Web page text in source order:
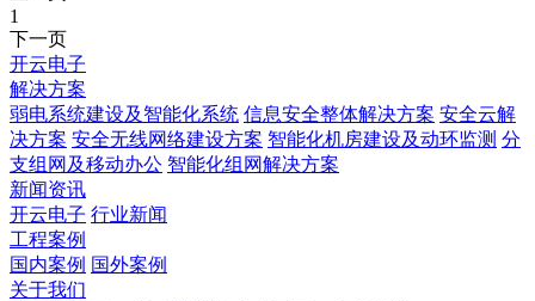
1
下一页
开云电子
解决方案
弱电系统建设及智能化系统 信息安全整体解决方案 安全云解
决方案 安全无线网络建设方案 智能化机房建设及动环监测 分
支组网及移动办公 智能化组网解决方案
新闻资讯
开云电子 行业新闻
工程案例
国内案例 国外案例
关于我们